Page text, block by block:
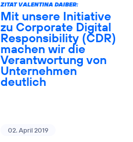
ZITAT VALENTINA DAIBER:
Mit unsere Initiative
zu Corporate Digital
Responsibility (CDR)
machen wir die
Verantwortung von
Unternehmen
deutlich
02. April 2019